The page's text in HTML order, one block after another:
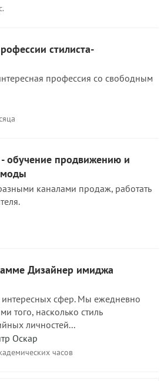
стилиста-
профессия со свободным
обучение продвижению и
каналами продаж, работать
Дизайнер имиджа
сфер. Мы ежедневно
того, насколько стиль
личностей...
Оскар
часов